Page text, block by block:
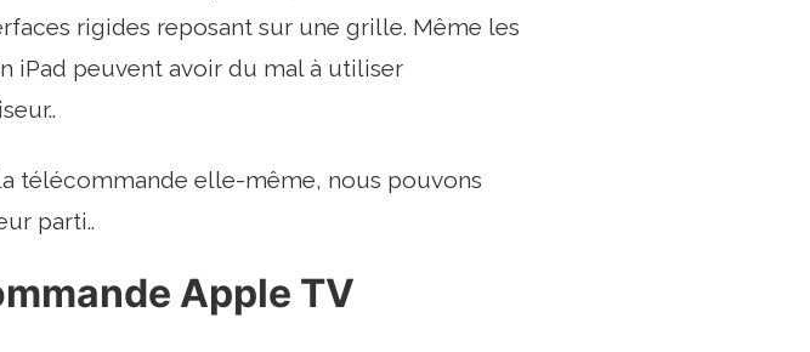
rigides reposant sur une grille. Même les
iPad peuvent avoir du mal à utiliser
télécommande elle-même, nous pouvons
parti..
Apple TV